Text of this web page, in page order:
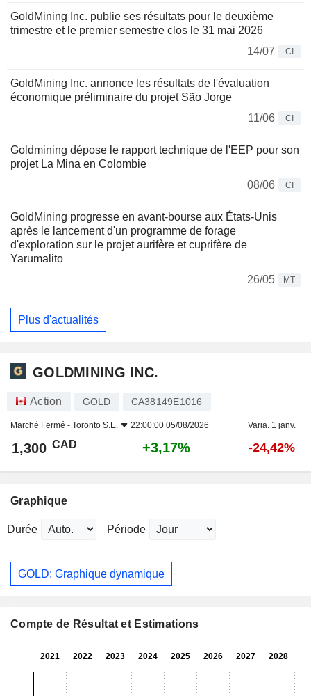
GoldMining Inc. publie ses résultats pour le deuxième
trimestre et le premier semestre clos le 31 mai 2026
14/07
CI
GoldMining Inc. annonce les résultats de l'évaluation
économique préliminaire du projet São Jorge
11/06
CI
Goldmining dépose le rapport technique de l'EEP pour son
projet La Mina en Colombie
08/06
CI
GoldMining progresse en avant-bourse aux États-Unis
après le lancement d'un programme de forage
d'exploration sur le projet aurifère et cuprifère de
Yarumalito
26/05
MT
Plus d'actualités
GOLDMINING INC.
Action GOLD CA38149E1016
Marché Fermé - Toronto S.E. 22:00:00 05/08/2026 Varia. 1 janv.
1,300 CAD +3,17% -24,42%
Graphique
Durée Période
GOLD: Graphique dynamique
Compte de Résultat et Estimations